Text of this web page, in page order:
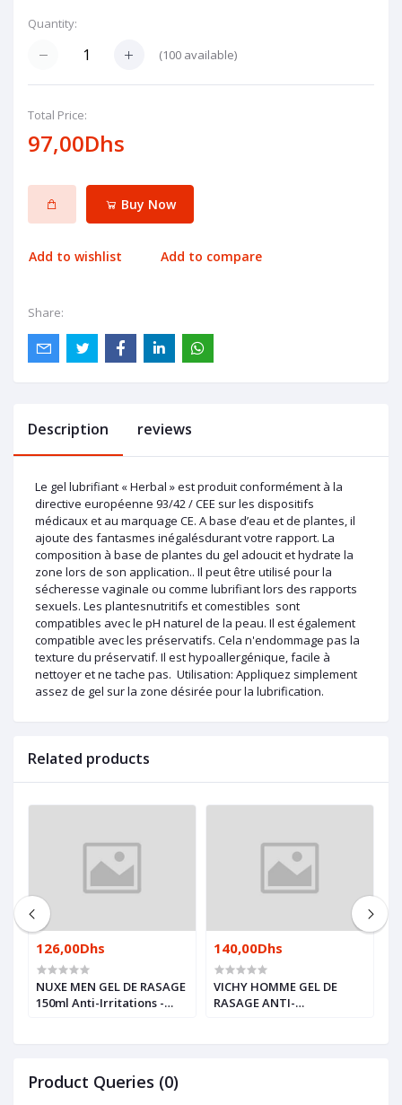
Quantity:
(100 available)
Total Price:
97,00Dhs
Buy Now
Add to wishlist Add to compare
Share:
Description reviews
Le gel lubrifiant « Herbal » est produit conformément à la
directive européenne 93/42 / CEE sur les dispositifs
médicaux et au marquage CE. A base d’eau et de plantes, il
ajoute des fantasmes inégalésdurant votre rapport. La
composition à base de plantes du gel adoucit et hydrate la
zone lors de son application.. Il peut être utilisé pour la
sécheresse vaginale ou comme lubrifiant lors des rapports
sexuels. Les plantesnutritifs et comestibles sont
compatibles avec le pH naturel de la peau. Il est également
compatible avec les préservatifs. Cela n'endommage pas la
texture du préservatif. Il est hypoallergénique, facile à
nettoyer et ne tache pas. Utilisation: Appliquez simplement
assez de gel sur la zone désirée pour la lubrification.
Related products
126,00Dhs
NUXE MEN GEL DE RASAGE
150ml Anti-Irritations -
140,00Dhs
VICHY HOMME GEL DE
RASAGE ANTI-
Product Queries (0)